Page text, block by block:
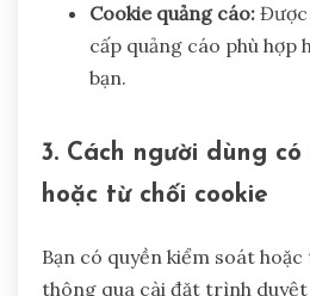
Cookie quảng cáo: Được
cấp quảng cáo phù hợp
bạn.
3. Cách người dùng
hoặc từ chối cookie
Bạn có quyền kiểm soát
thông qua cài đặt trình